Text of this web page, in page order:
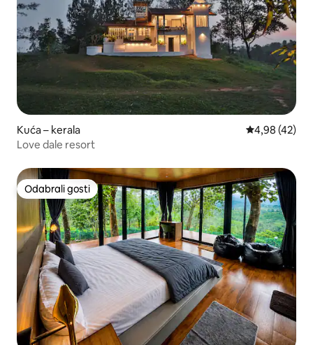
Kuća – kerala Prosječna
4,98 (42)
Love dale resort
Odabrali gosti
Odabrali gosti